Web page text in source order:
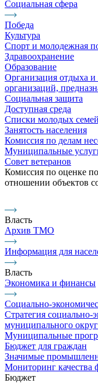
Социальная сфера
Победа
Культура
Спорт и молодежная
Здравоохранение
Образование
Организация отдыха и
организаций,
Социальная защита
Доступная среда
Списки молодых
Занятость населения
Комиссия по делам
Муниципальные
Совет ветеранов
Комиссия по оценке
отношении объектов
Власть
Архив ТМО
Информация для
Власть
Экономика и финансы
Социально-
Стратегия социально-
муниципального
Муниципальные
Бюджет для граждан
Значимые
Мониторинг качества
Бюджет